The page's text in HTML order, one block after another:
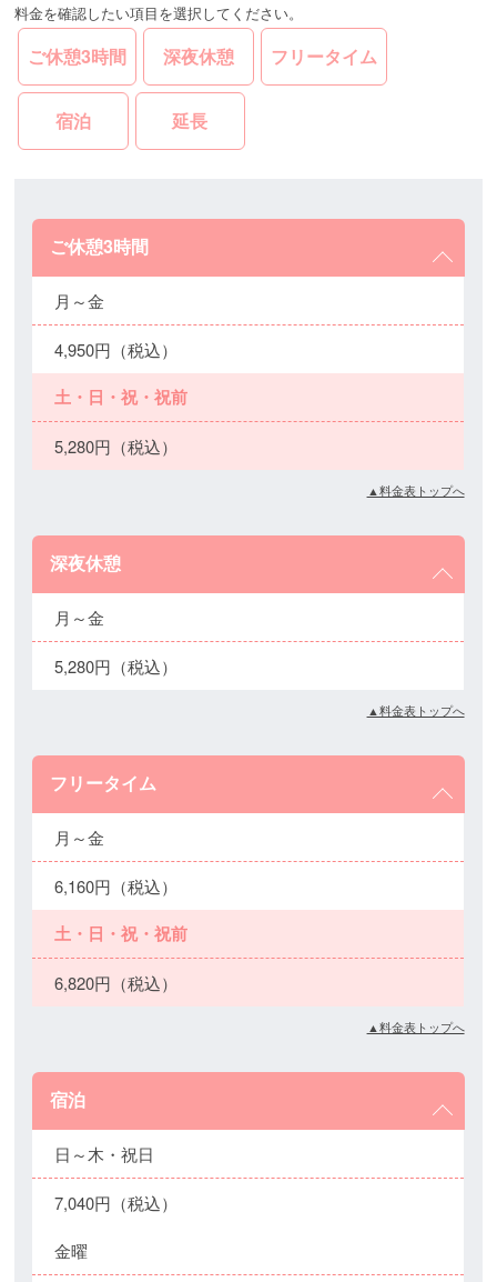
料金を確認したい項目を選択してください。
ご休憩3時間 深夜休憩 フリータイム
宿泊 延長
ご休憩3時間
月～金
4,950円（税込）
土・日・祝・祝前
5,280円（税込）
▲料金表トップへ
深夜休憩
月～金
5,280円（税込）
▲料金表トップへ
フリータイム
月～金
6,160円（税込）
土・日・祝・祝前
6,820円（税込）
▲料金表トップへ
宿泊
日～木・祝日
7,040円（税込）
金曜